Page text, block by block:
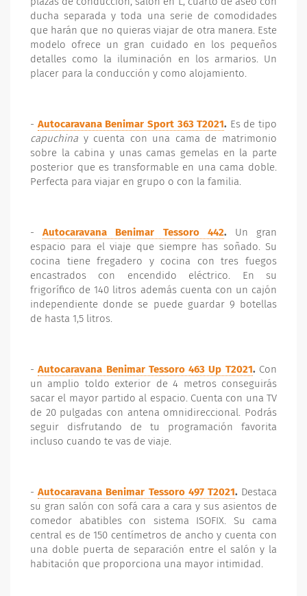
ducha separada y toda una serie de comodidades
que harán que no quieras viajar de otra manera. Este
modelo ofrece un gran cuidado en los pequeños
detalles como la iluminación en los armarios. Un
placer para la conducción y como alojamiento.
- Autocaravana Benimar Sport 363 T2021. Es de tipo
capuchina y cuenta con una cama de matrimonio
sobre la cabina y unas camas gemelas en la parte
posterior que es transformable en una cama doble.
Perfecta para viajar en grupo o con la familia.
-Autocaravana Benimar Tessoro 442. Un gran
espacio para el viaje que siempre has soñado. Su
cocina tiene fregadero y cocina con tres fuegos
encastrados con encendido eléctrico. En su
frigorífico de 140 litros además cuenta con un cajón
independiente donde se puede guardar 9 botellas
de hasta 1,5 litros.
-Autocaravana Benimar Tessoro 463 Up T2021. Con
un amplio toldo exterior de 4 metros conseguirás
sacar el mayor partido al espacio. Cuenta con una TV
de 20 pulgadas con antena omnidireccional. Podrás
seguir disfrutando de tu programación favorita
incluso cuando te vas de viaje.
-Autocaravana Benimar Tessoro 497 T2021. Destaca
su gran salón con sofá cara a cara y sus asientos de
comedor abatibles con sistema ISOFIX. Su cama
central es de 150 centímetros de ancho y cuenta con
una doble puerta de separación entre el salón y la
habitación que proporciona una mayor intimidad.